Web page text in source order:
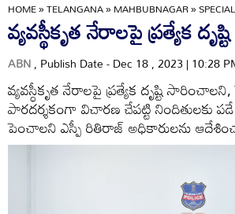
HOME»TELANGANA»MAHBUBNAGAR»
వ్యవస్థీకృత నేరాలపై ప్రత్యేక దృష్టి
ABN, Publish Date - Dec 18 , 2023 | 10:28
వ్యవస్ధీకృత నేరాలపై ప్రత్యేక దృష్టి
పారదర్శకంగా విచారణ చేపట్టి నిందితులకు
పెంచాలని ఎస్పీ రితిరాజ్‌ అధికారులను